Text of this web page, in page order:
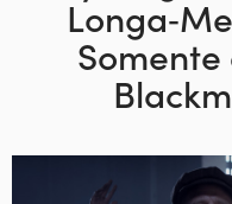
Arquivo
Imagens para Imprensa
Australia
Austria
Somente